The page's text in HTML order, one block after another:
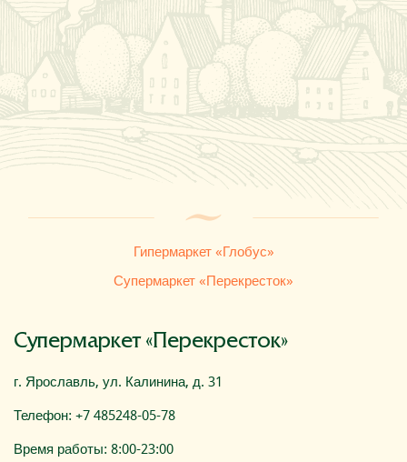
Гипермаркет «Глобус»
Супермаркет «Перекресток»
Супермаркет «Перекресток»
г. Ярославль, ул. Калинина, д. 31
Телефон: +7 485248-05-78
Время работы: 8:00-23:00
Новости
Где купить
О компании